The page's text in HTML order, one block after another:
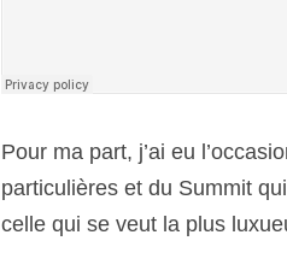
Pour ma part, j’ai eu
particulières et du Summit
celle qui se veut la plus